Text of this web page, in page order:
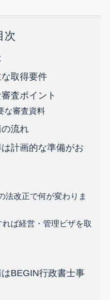
次
取得要件
査ポイント
な審査資料
流れ
計画的な準備がお
改正で何が変わりま
ば経営・管理ビザを取
BEGIN行政書士事